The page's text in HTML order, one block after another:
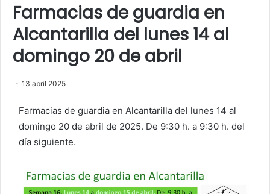
Farmacias de guardia en
Alcantarilla del lunes 14 al
domingo 20 de abril
13 abril 2025
Farmacias de guardia en Alcantarilla del lunes 14 al
domingo 20 de abril de 2025. De 9:30 h. a 9:30 h. del
día siguiente.